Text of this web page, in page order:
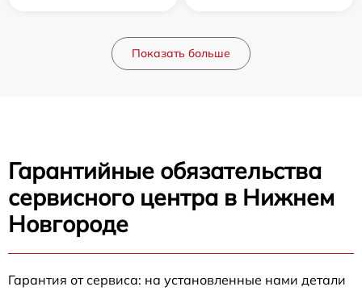
Показать больше
Гарантийные обязательства
сервисного центра в Нижнем
Новгороде
Гарантия от сервиса: на установленные нами детали